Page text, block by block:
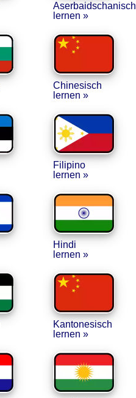
Aserbai­dschanisch
lernen »
Chinesisch
lernen »
Filipino
lernen »
Hindi
lernen »
Kantonesisch
lernen »